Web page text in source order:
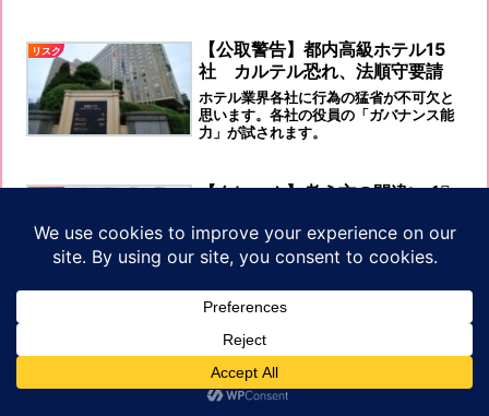
リスク
【公取警告】都内高級ホテル15
社 カルテル恐れ、法順守要請
ホテル業界各社に行為の猛省が不可欠と
思います。各社の役員の「ガバナンス能
力」が試されます。
【クレーム】考え方の間違い 1⃣
く耳にします。先ず、その言葉が普通に
出てくること自体が間違っています。
繋がりそうですか？
皆さんの職場では、どんな“つい”が事故
につながりそうですか？
お問い合わせ